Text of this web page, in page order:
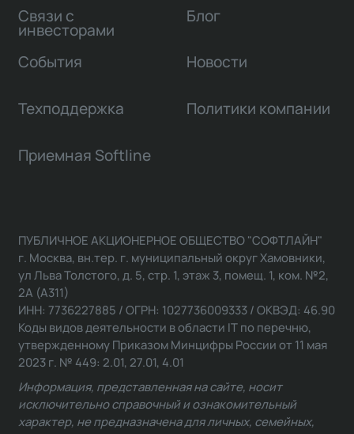
Связи с
инвесторами
Блог
События Новости
Техподдержка Политики компании
Приемная Softline
ПУБЛИЧНОЕ АКЦИОНЕРНОЕ ОБЩЕСТВО "СОФТЛАЙН"
г. Москва, вн.тер. г. муниципальный округ Хамовники,
ул Льва Толстого, д. 5, стр. 1, этаж 3, помещ. 1, ком. №2,
2А (А311)
ИНН: 7736227885 / ОГРН: 1027736009333 / ОКВЭД: 46.90
Коды видов деятельности в области IT по перечню,
утвержденному Приказом Минцифры России от 11 мая
2023 г. № 449: 2.01, 27.01, 4.01
Информация, представленная на сайте, носит
исключительно справочный и ознакомительный
характер, не предназначена для личных, семейных,